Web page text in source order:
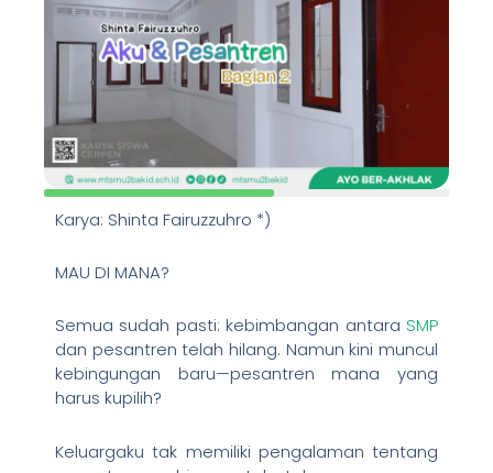
Karya: Shinta Fairuzzuhro *)
MAU DI MANA?
Semua sudah pasti: kebimbangan antara SMP
dan pesantren telah hilang. Namun kini muncul
kebingungan baru—pesantren mana yang
harus kupilih?
Keluargaku tak memiliki pengalaman tentang